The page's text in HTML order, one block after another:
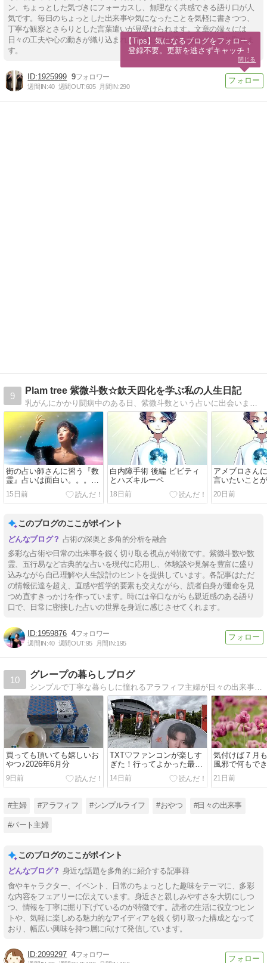
ン、ちょっとした気づきにフォーカスし、無理なく共感できる語り口が人
気です。毎日のちょっとした出来事や気になったことを気軽に書きつつ、
丁寧な観察とさらりとした言葉遣いが見受けられます。文章の端々には
日々の工夫や心の動きが織り込まれ、読者に寄り添う温かさも感じ取れま
す。
1925999 9
週間IN:40 週間OUT:605 月間IN:290
9
Plam tree 紫微斗数☆欽天四化を学ぶ私の人生日記
街の占い師さんに習う『数
霊』占いは面白い。。。美
輪明宏さんと愛の讃歌
15日前
白内障手術 後編 ビビティ
とハズキルーペ
18日前
アメブロさん
言いたいこと
れど…
20日前
このブログのここがポイント
占術の深奥と多角的分析を融合
多彩な占術や日常の出来事を鋭く切り取る視点が特徴です。紫微斗数や数
霊、五行易など古典的な占いを現代に応用し、体験談や見解を豊富に盛り
込みながら自己理解や人生設計のヒントを提供しています。各記事はただ
の情報伝達を超え、直感や哲学的要素も交えながら、読者自身が運命を見
つめ直すきっかけを作っています。時には辛口ながらも親近感のある語り
口で、日常に密接した占いの世界を身近に感じさせてくれます。
1959876 4
週間IN:40 週間OUT:95 月間IN:195
10
グレープの暮らしブログ
買っても頂いても嬉しいお
やつ♪2026年6月分
9日前
TXT♡ファンコンが楽しす
ぎた！行ってよかった最高
の一日
14日前
気付けば７月
風邪で何もで
21日前
#主婦 #アラフィフ #シンプルライフ #おやつ #日々の出来事
#パート主婦
このブログのここがポイント
身近な話題を多角的に紹介する記事群
食やキャラクター、イベント、日常のちょっとした趣味をテーマに、多彩
な内容をフェアリーに伝えています。身近さと親しみやすさを大切にしつ
つ、情報を丁寧に掘り下げているのが特徴です。読者の生活に役立つヒン
トや、気軽に楽しめる魅力的なアイディアを鋭く切り取った構成となって
おり、幅広い興味を持つ層に向けて発信しています。
2099297 4
【Tips】気になるブログをフォロー。
登録不要。更新を逃さずキャッチ！
閉じる